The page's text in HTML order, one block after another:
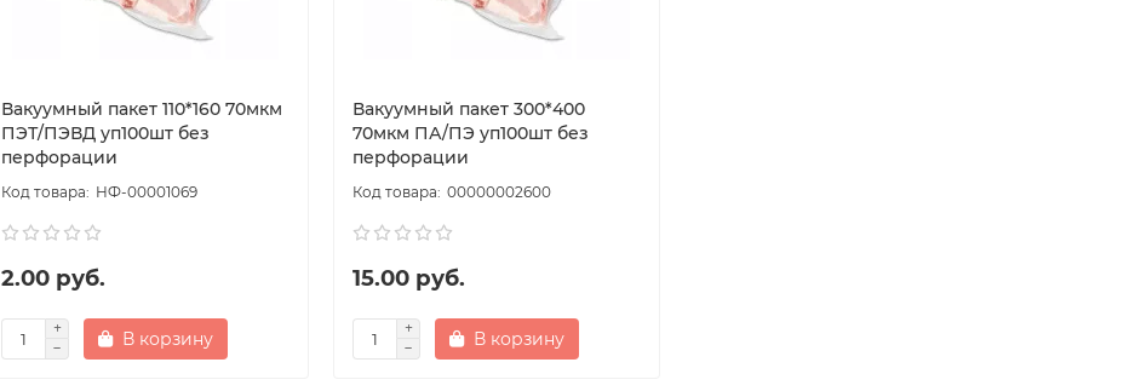
Вакуумный пакет 110*160 70мкм
ПЭТ/ПЭВД уп100шт без
перфорации
НФ-00001069
2.00 руб.
В корзину
Вакуумный пакет 300*400
70мкм ПА/ПЭ уп100шт без
перфорации
00000002600
15.00 руб.
В корзину